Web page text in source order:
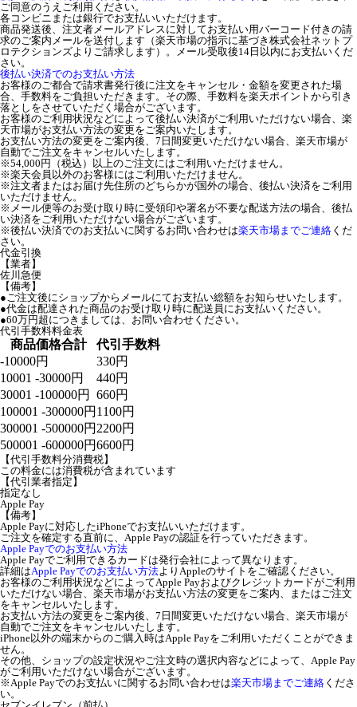
ご同意のうえご利用ください。
各コンビニまたは銀行でお支払いいただけます。
商品発送後、注文者メールアドレスに対してお支払い用バーコード付きの請
求のご案内メールを送付します（楽天市場の指示に基づき株式会社ネットプ
ロテクションズよりご請求します）。メール受取後14日以内にお支払いくだ
さい。
後払い決済でのお支払い方法
お客様のご都合で請求書発行後に注文をキャンセル・金額を変更された場
合、手数料をご負担いただきます。その際、手数料を楽天ポイントから引き
落としをさせていただく場合がございます。
お客様のご利用状況などによって後払い決済がご利用いただけない場合、楽
天市場がお支払い方法の変更をご案内いたします。
お支払い方法の変更をご案内後、7日間変更いただけない場合、楽天市場が
自動でご注文をキャンセルいたします。
※54,000円（税込）以上のご注文にはご利用いただけません。
※楽天会員以外のお客様にはご利用いただけません。
※注文者またはお届け先住所のどちらかが国外の場合、後払い決済をご利用
いただけません。
※メール便等のお受け取り時に受領印や署名が不要な配送方法の場合、後払
い決済をご利用いただけない場合がございます。
※後払い決済でのお支払いに関するお問い合わせは楽天市場までご連絡 くだ
さい。
代金引換
【業者】
佐川急便
【備考】
●ご注文後にショップからメールにてお支払い総額をお知らせいたします。
●代金は配達された商品のお受け取り時に配送員にお支払いください。
●60万円超につきましては、お問い合わせください。
代引手数料料金表
商品価格合計
代引手数料
-10000円
330円
10001 -30000円
440円
30001 -100000円
660円
100001 -300000円 1100円
300001 -500000円 2200円
500001 -600000円6600円
【代引手数料分消費税】
この料金には消費税が含まれています
【代引業者指定】
指定なし
Apple Pay
【備考】
Apple Payに対応したiPhoneでお支払いいただけます。
ご注文を確定する直前に、Apple Payの認証を行っていただきます。
Apple Payでのお支払い方法
Apple Payでご利用できるカードは発行会社によって異なります。
詳細はApple Payでのお支払い方法よりAppleのサイトをご確認ください。
お客様のご利用状況などによってApple Payおよびクレジットカードがご利用
いただけない場合、楽天市場がお支払い方法の変更をご案内、またはご注文
をキャンセルいたします。
お支払い方法の変更をご案内後、7日間変更いただけない場合、楽天市場が
自動でご注文をキャンセルいたします。
iPhone以外の端末からのご購入時はApple Payをご利用いただくことができま
せん。
その他、ショップの設定状況やご注文時の選択内容などによって、Apple Pay
がご利用いただけない場合がございます。
※Apple Payでのお支払いに関するお問い合わせは楽天市場までご連絡 くださ
い。